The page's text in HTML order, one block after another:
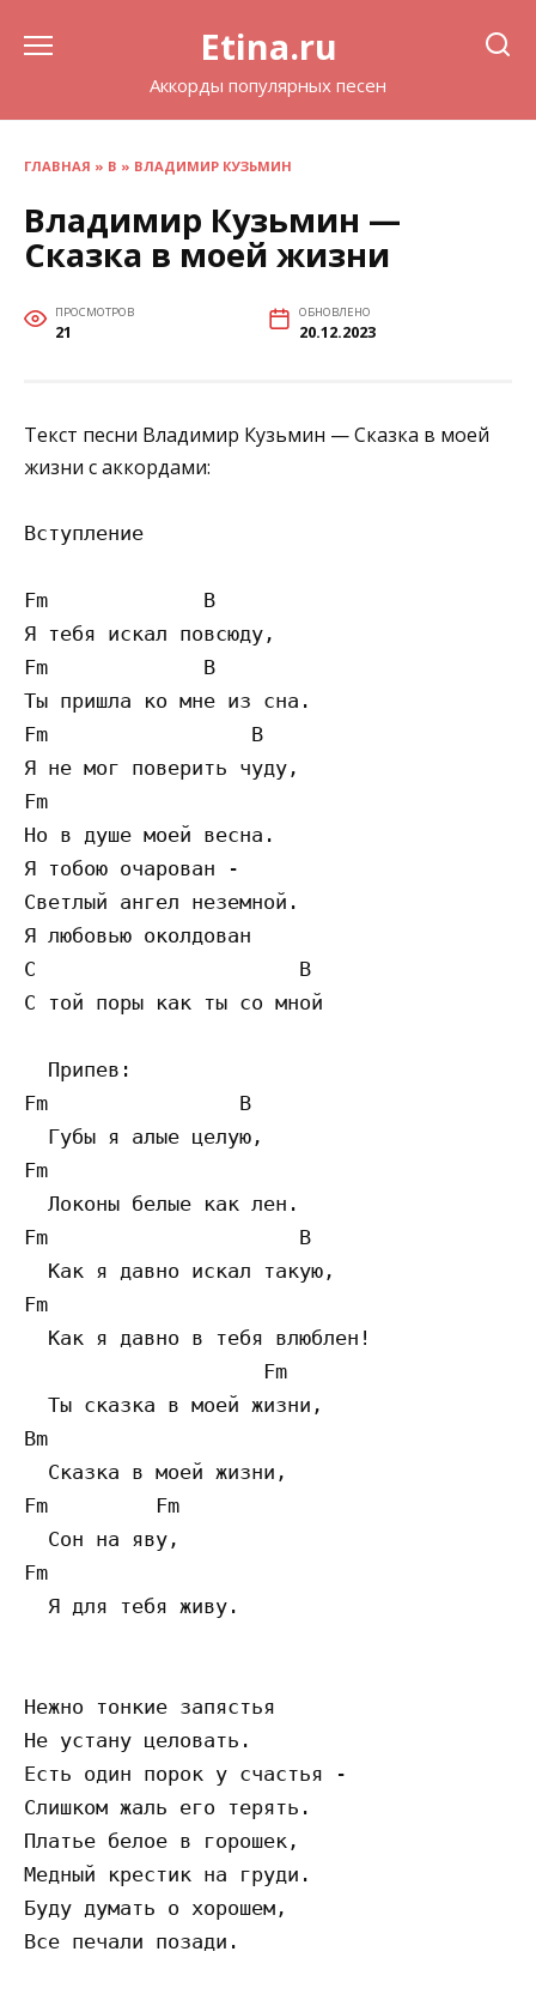
Etina.ru
Аккорды популярных песен
ГЛАВНАЯ » В » ВЛАДИМИР КУЗЬМИН
Владимир Кузьмин —
Сказка в моей жизни
ПРОСМОТРОВ
21
ОБНОВЛЕНО
20.12.2023
Текст песни Владимир Кузьмин — Сказка в моей
жизни с аккордами:
Вступление
Fm             B
Я тебя искал повсюду,
Fm             B
Ты пришла ко мне из сна.
Fm                 B
Я не мог поверить чуду,
Fm
Но в душе моей весна.
Я тобою очарован -
Светлый ангел неземной.
Я любовью околдован
C                      B
С той поры как ты со мной
  Припев:
Fm                B
  Губы я алые целую,
Fm
  Локоны белые как лен.
Fm                     B
  Как я давно искал такую,
Fm
  Как я давно в тебя влюблен!
                    Fm
  Ты сказка в моей жизни,
Bm
  Сказка в моей жизни,
Fm         Fm
  Сон на яву,
Fm
  Я для тебя живу.
Нежно тонкие запястья
Не устану целовать.
Есть один порок у счастья -
Слишком жаль его терять.
Платье белое в горошек,
Медный крестик на груди.
Буду думать о хорошем,
Все печали позади.